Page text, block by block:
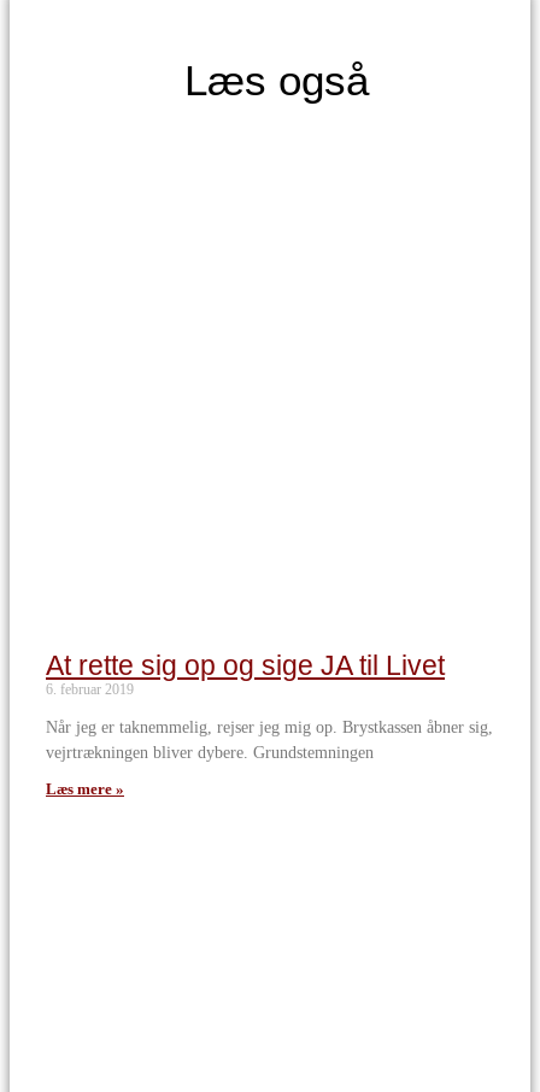
Læs også
At rette sig op og sige JA til Livet
6. februar 2019
Når jeg er taknemmelig, rejser jeg mig op. Brystkassen åbner sig,
vejrtrækningen bliver dybere. Grundstemningen
Læs mere »